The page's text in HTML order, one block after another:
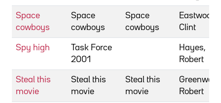
Space
cowboys
Space
cowboys
Space
cowboys
Eastwood,
Clint
Spy high
Task Force
2001
Hayes,
Robert
Steal this
movie
Steal this
movie
Steal this
movie
Robert